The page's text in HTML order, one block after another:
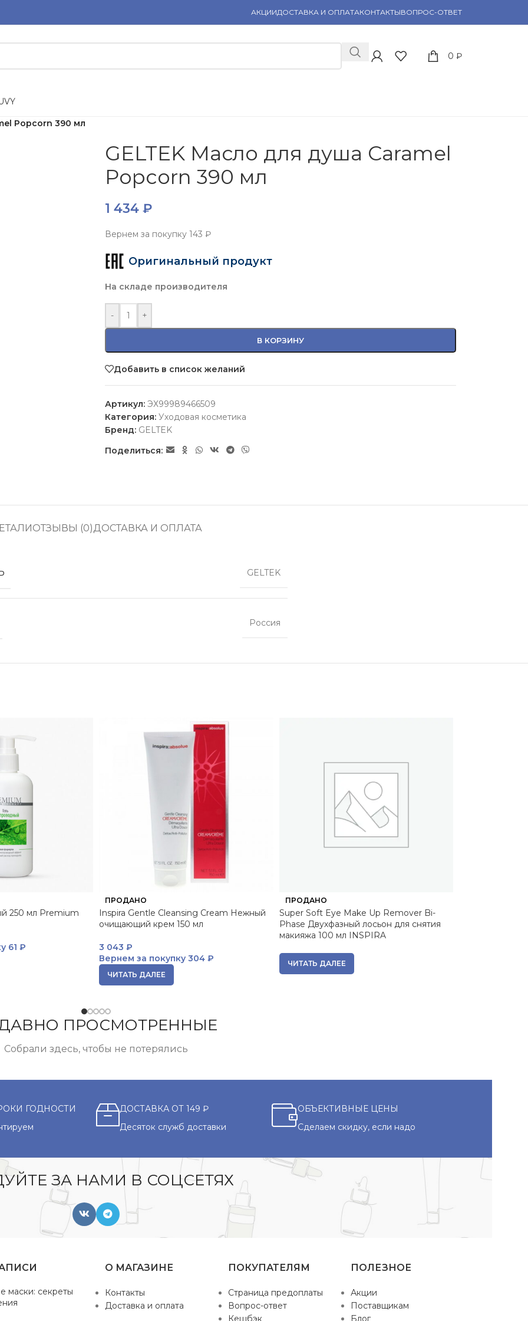
АКЦИИДОСТАВКА И ОПЛАТАКОНТАКТЫВОПРОС-ОТВЕТ
0 ₽
VY
Popcorn 390 мл
GELTEK Масло для душа Caramel
Popcorn 390 мл
1 434 ₽
Вернем за покупку143 ₽
Оригинальный продукт
На складе производителя
- +
В КОРЗИНУ
Добавить в список желаний
Артикул: ЭХ99989466509
Категория: Уходовая косметика
Бренд: GELTEK
Поделиться:
ОТЗЫВЫ (0)ДОСТАВКА И ОПЛАТА
GELTEK
Россия
250 мл Premium
61 ₽
ПРОДАНО
Inspira Gentle Cleansing Cream Нежный
очищающий крем 150 мл
3 043 ₽
Вернем за покупку 304 ₽
ЧИТАТЬ ДАЛЕЕ
ПРОДАНО
Super Soft Eye Make Up Remover Bi-
Phase Двухфазный лосьон для снятия
макияжа 100 мл INSPIRA
ЧИТАТЬ ДАЛЕЕ
ПРОСМОТРЕННЫЕ
Собрали здесь, чтобы не потерялись
ГОДНОСТИ
ДОСТАВКА ОТ 149 ₽
Десяток служб доставки
ОБЪЕКТИВНЫЕ ЦЕНЫ
Сделаем скидку, если надо
ЗА НАМИ В СОЦСЕТЯХ
маски: секреты
О МАГАЗИНЕ
Контакты
Доставка и оплата
ПОКУПАТЕЛЯМ
Страница предоплаты
Вопрос-ответ
Кешбэк
ПОЛЕЗНОЕ
Акции
Поставщикам
Блог